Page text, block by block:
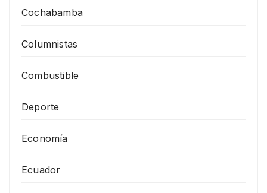
Cochabamba
Columnistas
Combustible
Deporte
Economía
Ecuador